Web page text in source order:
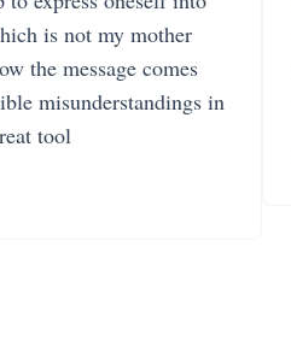
is not my mother
the message comes
misunderstandings in
tool!